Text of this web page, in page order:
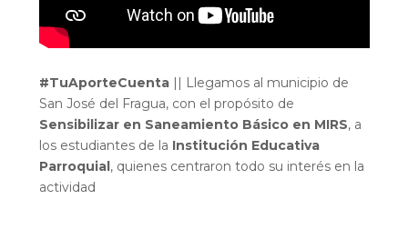
#TuAporteCuenta|| Llegamos al municipio de
San José del Fragua, con el propósito de
Sensibilizar en Saneamiento Básico en MIRS, a
los estudiantes de la Institución Educativa
Parroquial, quienes centraron todo su interés en la
actividad